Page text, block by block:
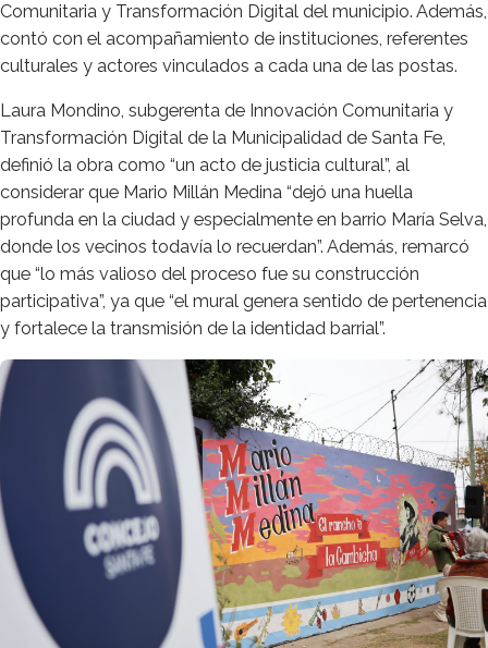
Comunitaria y Transformación Digital del municipio. Además,
contó con el acompañamiento de instituciones, referentes
culturales y actores vinculados a cada una de las postas.
Laura Mondino, subgerenta de Innovación Comunitaria y
Transformación Digital de la Municipalidad de Santa Fe,
definió la obra como “un acto de justicia cultural”, al
considerar que Mario Millán Medina “dejó una huella
profunda en la ciudad y especialmente en barrio María Selva,
donde los vecinos todavía lo recuerdan”. Además, remarcó
que “lo más valioso del proceso fue su construcción
participativa”, ya que “el mural genera sentido de pertenencia
y fortalece la transmisión de la identidad barrial”.